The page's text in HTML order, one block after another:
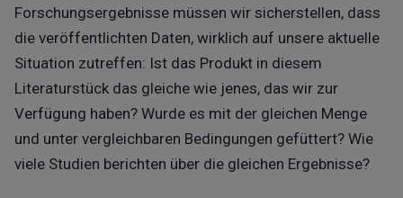
Forschungsergebnisse müssen wir sicherstellen, dass
die veröffentlichten Daten, wirklich auf unsere aktuelle
Situation zutreffen: Ist das Produkt in diesem
Literaturstück das gleiche wie jenes, das wir zur
Verfügung haben? Wurde es mit der gleichen Menge
und unter vergleichbaren Bedingungen gefüttert? Wie
viele Studien berichten über die gleichen Ergebnisse?